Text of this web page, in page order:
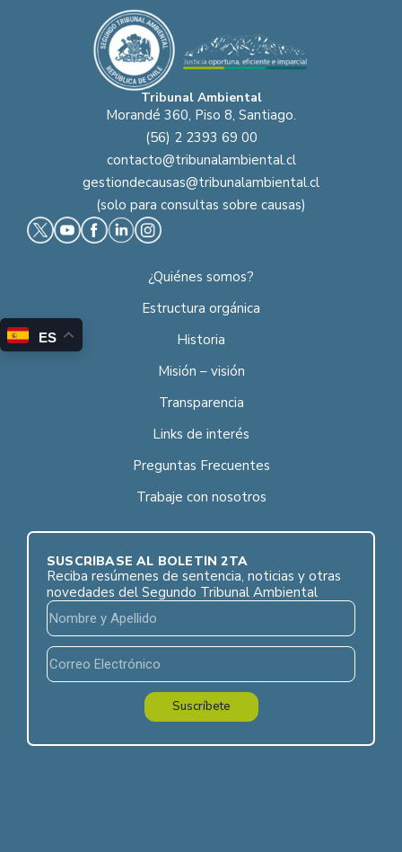
Tribunal Ambiental
Morandé 360, Piso 8, Santiago.
(56) 2 2393 69 00
contacto@tribunalambiental.cl
gestiondecausas@tribunalambiental.cl
(solo para consultas sobre causas)
¿Quiénes somos?
Estructura orgánica
Historia
Misión – visión
Transparencia
Links de interés
Preguntas Frecuentes
Trabaje con nosotros
SUSCRÍBASE AL BOLETÍN 2TA
Reciba resúmenes de sentencia, noticias y otras
novedades del Segundo Tribunal Ambiental
Suscríbete
ES